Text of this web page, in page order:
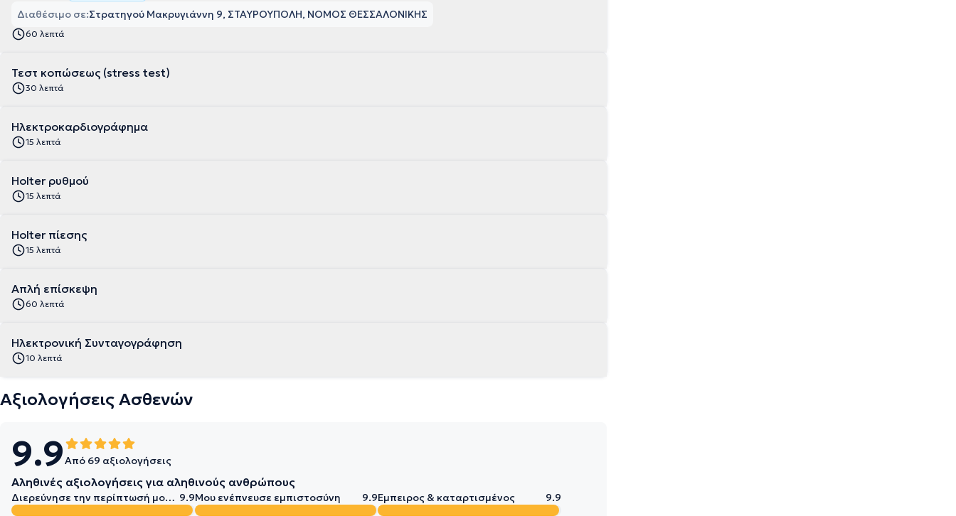
Διαθέσιμο σε:Στρατηγού Μακρυγιάννη 9, ΣΤΑΥΡΟΥΠΟΛΗ, ΝΟΜΟΣ ΘΕΣΣΑΛΟΝΙΚΗΣ
60 λεπτά
Τεστ κοπώσεως (stress test)
30 λεπτά
Ηλεκτροκαρδιογράφημα
15 λεπτά
Holter ρυθμού
15 λεπτά
Holter πίεσης
15 λεπτά
Απλή επίσκεψη
60 λεπτά
Ηλεκτρονική Συνταγογράφηση
10 λεπτά
Αξιολογήσεις Ασθενών
9.9Από 69 αξιολογήσεις
Αληθινές αξιολογήσεις για αληθινούς ανθρώπους
Διερεύνησε την περίπτωσή μου σε βάθος 9.9Μου ενέπνευσε εμπιστοσύνη 9.9Έμπειρος & καταρτισμένος
9.9